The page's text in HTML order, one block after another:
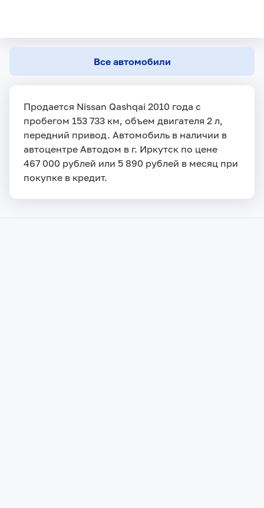
Все автомобили
Продается Nissan Qashqai 2010 года с
пробегом 153 733 км, объем двигателя 2 л,
передний привод. Автомобиль в наличии в
автоцентре Автодом в г. Иркутск по цене
467 000 рублей или 5 890 рублей в месяц при
покупке в кредит.